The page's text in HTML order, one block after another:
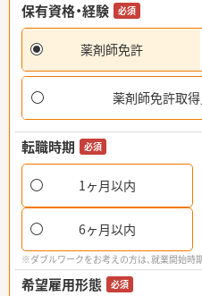
保有資格・経験
必須
薬剤師免許
薬剤師免許取得
転職時期 必須
1ヶ月以内
6ヶ月以内
※ダブルワークをお考えの方は、就業開始時
希望雇用形態 必須